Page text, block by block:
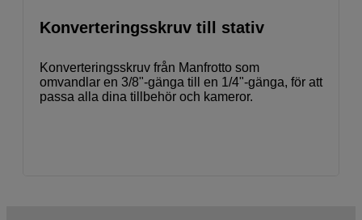
Konverteringsskruv till stativ
Konverteringsskruv från Manfrotto som
omvandlar en 3/8"-gänga till en 1/4"-gänga, för att
passa alla dina tillbehör och kameror.